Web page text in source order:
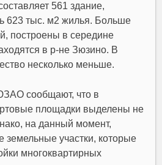
561 здание,
623 тыс. м2 жилья. Больше
построены в середине
в р-не Зюзино. В
несколько меньше.
сообщают, что в
площадки выделены не
на данный момент,
земельные участки, которые
многоквартирных